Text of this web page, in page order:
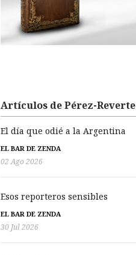
Artículos de Pérez-Reverte
El día que odié a la Argentina
EL BAR DE ZENDA
02 Ago 2026
Esos reporteros sensibles
EL BAR DE ZENDA
30 Jul 2026